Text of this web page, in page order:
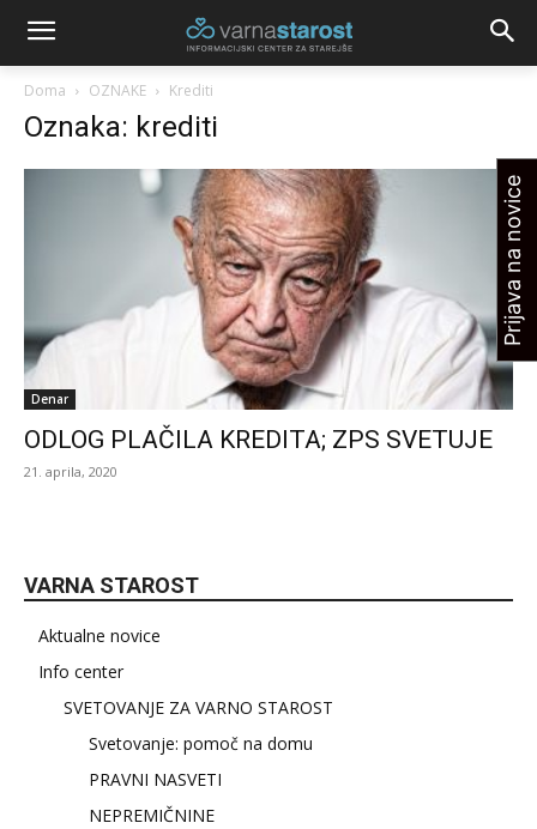
Doma OZNAKE Krediti
Oznaka: krediti
Denar
ODLOG PLAČILA KREDITA; ZPS SVETUJE
21. aprila, 2020
VARNA STAROST
Aktualne novice
Info center
SVETOVANJE ZA VARNO STAROST
Svetovanje: pomoč na domu
PRAVNI NASVETI
NEPREMIČNINE
Prijava na novice